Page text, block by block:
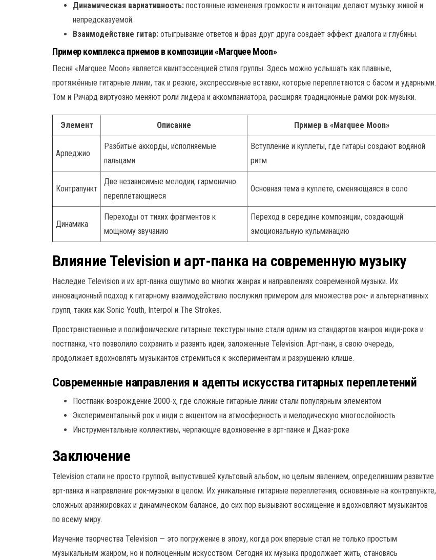
Динамическая вариативность: постоянные изменения громкости и интонации делают музыку живой и
непредсказуемой.
Взаимодействие гитар: отыгрывание ответов и фраз друг друга создаёт эффект диалога и глубины.
Пример комплекса приемов в композиции «Marquee Moon»
Песня «Marquee Moon» является квинтэссенцией стиля группы. Здесь можно услышать как плавные,
протяжённые гитарные линии, так и резкие, экспрессивные вставки, которые переплетаются с басом и ударными.
Том и Ричард виртуозно меняют роли лидера и аккомпаниатора, расширяя традиционные рамки рок-музыки.
Элемент Описание Пример в «Marquee Moon»
Арпеджио
Разбитые аккорды, исполняемые
пальцами
Вступление и куплеты, где гитары создают водяной
ритм
Контрапункт
Две независимые мелодии, гармонично
переплетающиеся
Основная тема в куплете, сменяющаяся в соло
Динамика
Переходы от тихих фрагментов к
мощному звучанию
Переход в середине композиции, создающий
эмоциональную кульминацию
Влияние Television и арт-панка на современную музыку
Наследие Television и их арт-панка ощутимо во многих жанрах и направлениях современной музыки. Их
инновационный подход к гитарному взаимодействию послужил примером для множества рок- и альтернативных
групп, таких как Sonic Youth, Interpol и The Strokes.
Пространственные и полифонические гитарные текстуры ныне стали одним из стандартов жанров инди-рока и
постпанка, что позволило сохранить и развить идеи, заложенные Television. Арт-панк, в свою очередь,
продолжает вдохновлять музыкантов стремиться к экспериментам и разрушению клише.
Современные направления и адепты искусства гитарных переплетений
Постпанк-возрождение 2000-х, где сложные гитарные линии стали популярным элементом
Экспериментальный рок и инди с акцентом на атмосферность и мелодическую многослойность
Инструментальные коллективы, черпающие вдохновение в арт-панке и Джаз-роке
Заключение
Television стали не просто группой, выпустившей культовый альбом, но целым явлением, определившим развитие
арт-панка и направление рок-музыки в целом. Их уникальные гитарные переплетения, основанные на контрапункте,
сложных аранжировках и динамическом балансе, до сих пор вызывают восхищение и вдохновляют музыкантов
по всему миру.
Изучение творчества Television — это погружение в эпоху, когда рок впервые стал не только простым
музыкальным жанром, но и полноценным искусством. Сегодня их музыка продолжает жить, становясь